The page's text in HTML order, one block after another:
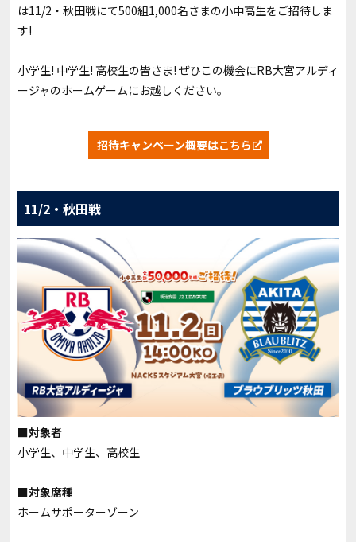
は11/2・秋田戦にて500組1,000名さまの小中高生をご招待しま
す!
小学生! 中学生! 高校生の皆さま! ぜひこの機会にRB大宮アルディ
ージャのホームゲームにお越しください。
招待キャンペーン概要はこちら
11/2・秋田戦
■対象者
小学生、中学生、高校生
■対象席種
ホームサポーターゾーン